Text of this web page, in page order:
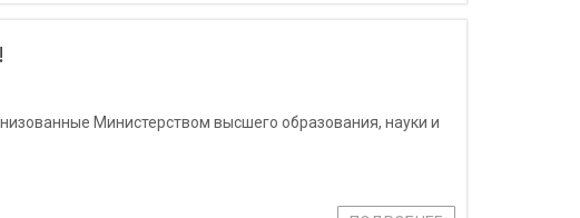
Министерством высшего образования, науки и